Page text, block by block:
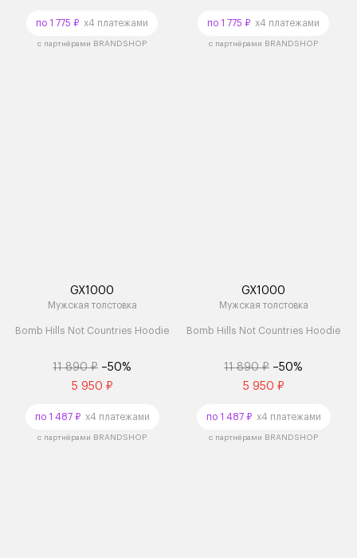
по 1 775 ₽ x4 платежами
с партнёрами BRANDSHOP
по 1 775 ₽ x4 платежами
с партнёрами BRANDSHOP
GX1000
Мужская толстовка
Bomb Hills Not Countries Hoodie
11 890 ₽ –50%
5 950 ₽
по 1 487 ₽x4 платежами
с партнёрами BRANDSHOP
GX1000
Мужская толстовка
Bomb Hills Not Countries Hoodie
11 890 ₽ –50%
5 950 ₽
по 1 487 ₽x4 платежами
с партнёрами BRANDSHOP